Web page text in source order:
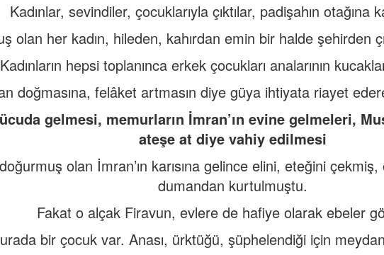
Kadınlar, sevindiler, çocuklarıyla çıktılar, padişahın otağına
olan her kadın, hileden, kahırdan emin bir halde şehirden
Kadınların hepsi toplanınca erkek çocukları analarının
doğmasına, felâket artmasın diye güya ihtiyata riayet
gelmesi, memurların İmran’ın evine gelmeleri,
ateşe at diye vahiy edilmesi
doğurmuş olan İmran’ın karısına gelince elini, eteğini
dumandan kurtulmuştu.
Fakat o alçak Firavun, evlere de hafiye olarak ebeler
bir çocuk var. Anası, ürktüğü, şüphelendiği için